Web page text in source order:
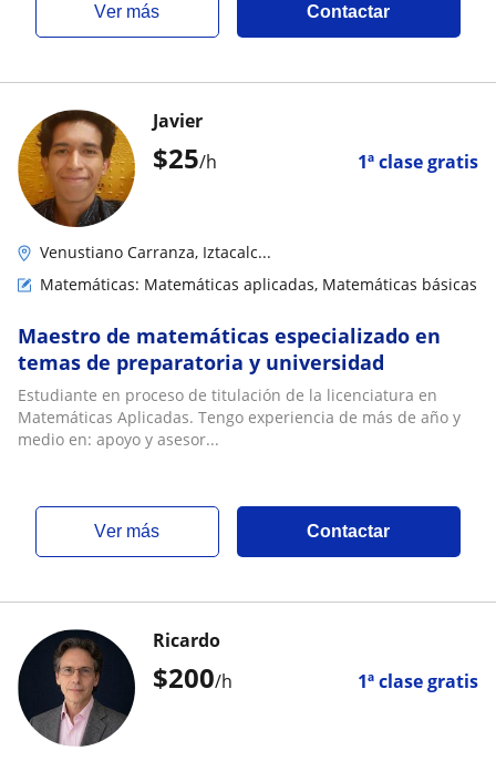
ver más Contactar
$25/h 1ª clase gratis
Javier
Venustiano Carranza, Iztacalc...
Matemáticas: Matemáticas aplicadas, Matemáticas básicas
Maestro de matemáticas especializado en
temas de preparatoria y universidad
Estudiante en proceso de titulación de la licenciatura en
Matemáticas Aplicadas. Tengo experiencia de más de año y
medio en: apoyo y asesor...
ver más Contactar
$200/h 1ª clase gratis
Ricardo